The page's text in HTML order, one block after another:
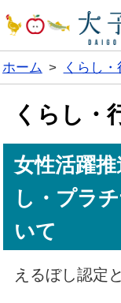
ホーム > くらし・
くらし・
女性活躍
し・プラ
いて
えるぼし認定